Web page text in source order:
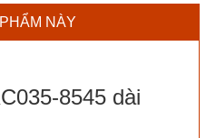
NÀY
8545 dài